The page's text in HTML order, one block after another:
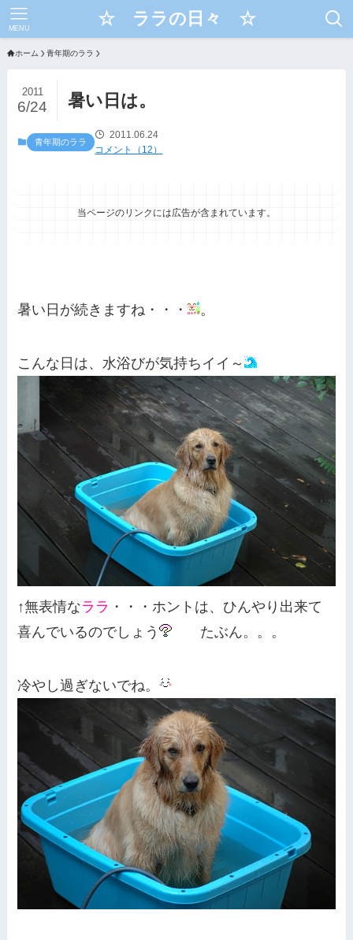
☆ ララの日々 ☆
MENU
ホーム 青年期のララ
暑い日は。
2011
6/24
青年期のララ
2011.06.24
コメント（12）
当ページのリンクには広告が含まれています。
暑い日が続きますね・・・ 。
こんな日は、水浴びが気持ちイイ～
↑無表情なララ ・・・ホントは、ひんやり出来て
喜んでいるのでしょう
たぶん。。。
冷やし過ぎないでね。